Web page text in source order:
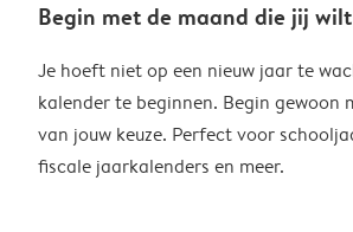
Begin met de maand die jij wilt
Je hoeft niet op een nieuw jaar te
kalender te beginnen. Begin gewoon
van jouw keuze. Perfect voor
fiscale jaarkalenders en meer.